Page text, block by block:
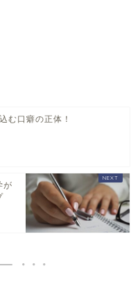
む口癖の正体！
が